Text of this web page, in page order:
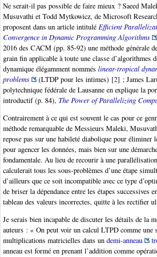
Ne serait-il pas possible de faire mieux ? Saeed
Musuvathi et Todd Mytkowicz, de Microsoft
proposent dans un article intitulé Efficient
Convergence in Dynamic Programming Algorithms
2016 des CACM (pp. 85-92) une méthode générale
grain fin applicable à toute une classe d’algorithmes
dynamique élégamment nommés linear-tropical
problems
(LTDP pour les intimes) [2] ; James
polytechnique fédérale de Lausanne en explique la
introductif (p. 84), The Power of Parallelizing
Contrairement à ce qui est souvent le cas pour ce
méthode remarquable de Messieurs Maleki,
repose pas sur une habileté diabolique pour éliminer
pour agencer les données, mais bien sur une
fondamentale. Au lieu de recourir à une
calculerait tous les sous-problèmes d’une étape
d’ailleurs que ce soit incompatible avec ce type
de briser la dépendance entre les étapes successives
tableau des valeurs incorrectes, quitte à les rectifier
Je serais bien incapable de discuter les détails de la
auteurs : « On peut voir un calcul LTPD comme une
multiplications matricielles dans un demi-anneau
anneau est formé en prenant l’addition comme